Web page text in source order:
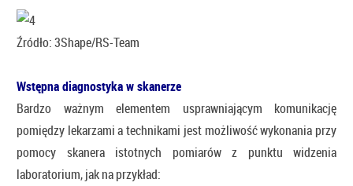
Źródło: 3Shape/RS-Team
Wstępna diagnostyka w skanerze
Bardzo ważnym elementem usprawniającym komunikację
pomiędzy lekarzami a technikami jest możliwość wykonania przy
pomocy skanera istotnych pomiarów z punktu widzenia
laboratorium, jak na przykład: